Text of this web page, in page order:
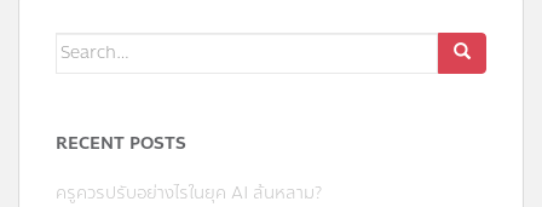
Search
for:
RECENT POSTS
ครูควรปรับอย่างไรในยุค AI ล้นหลาม?